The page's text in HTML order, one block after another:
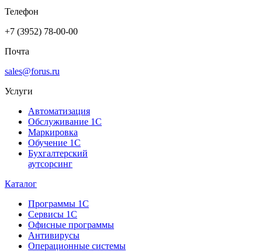
Телефон
+7 (3952) 78-00-00
Почта
sales@forus.ru
Услуги
Автоматизация
Обслуживание 1С
Маркировка
Обучение 1С
Бухгалтерский
аутсорсинг
Каталог
Программы 1С
Сервисы 1С
Офисные программы
Антивирусы
Операционные системы